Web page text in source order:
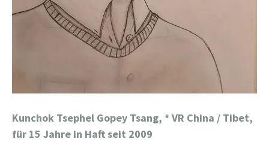
Kunchok Tsephel Gopey Tsang, * VR China / Tibet,
für 15 Jahre in Haft seit 2009